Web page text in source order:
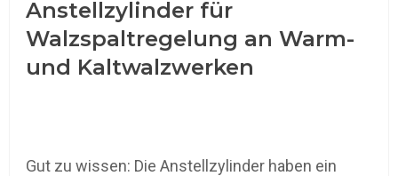
Anstellzylinder für
Walzspaltregelung an Warm-
und Kaltwalzwerken
Gut zu wissen: Die Anstellzylinder haben ein